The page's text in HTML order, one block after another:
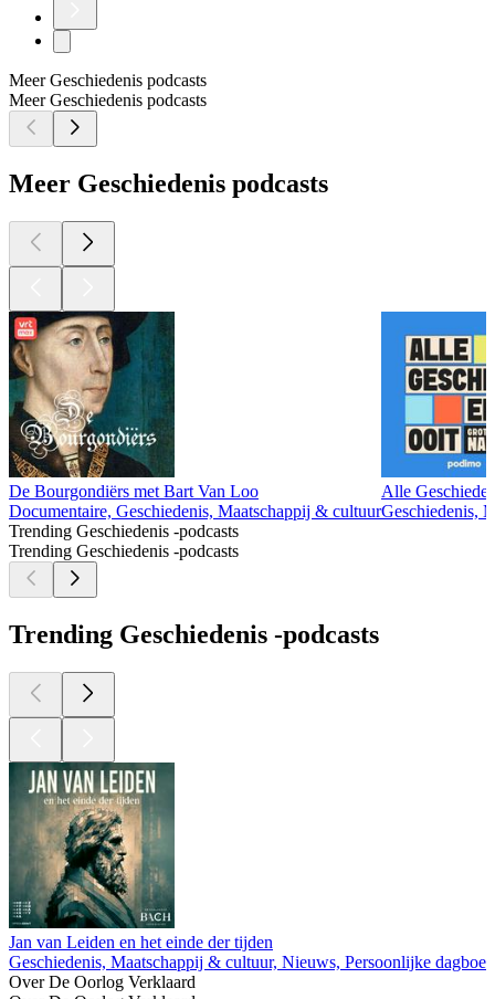
Meer Geschiedenis podcasts
Meer Geschiedenis podcasts
Meer Geschiedenis podcasts
De Bourgondiërs met Bart Van Loo
Documentaire, Geschiedenis, Maatschappij & cultuur
Alle
Geschiedenis,
Trending Geschiedenis -podcasts
Trending Geschiedenis -podcasts
Trending Geschiedenis -podcasts
Jan van Leiden en het einde der tijden
Geschiedenis, Maatschappij & cultuur, Nieuws, Persoonlijke
Over De Oorlog Verklaard